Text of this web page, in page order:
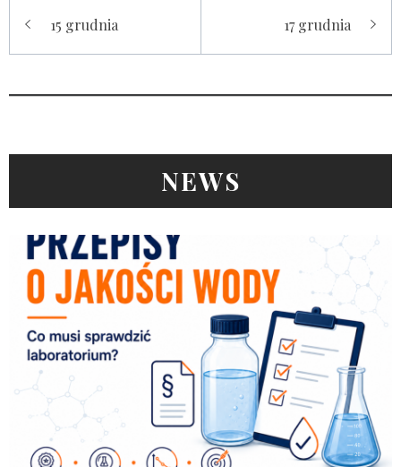
Nawigacja
wpisu
15 grudnia 17 grudnia
NEWS